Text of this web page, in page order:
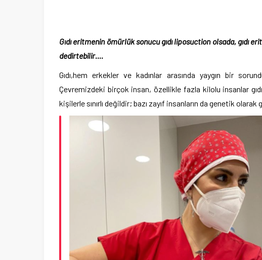
Gıdı eritmenin ömürlük sonucu gıdı liposuction olsada, gıdı
dedirtebilir….
Gıdı,hem erkekler ve kadınlar arasında yaygın bir
Çevremizdeki birçok insan, özellikle fazla kilolu insanlar
kişilerle sınırlı değildir; bazı zayıf insanların da genetik olarak